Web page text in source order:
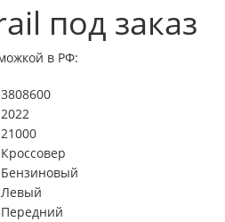
под заказ
в РФ:
3808600
2022
21000
Кроссовер
Бензиновый
Левый
Передний